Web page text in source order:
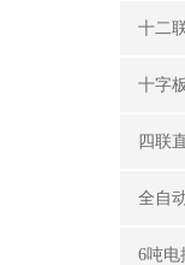
十二
十字
四联
全自
6吨电